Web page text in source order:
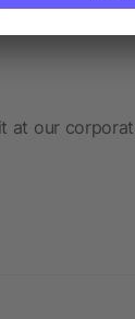
at our